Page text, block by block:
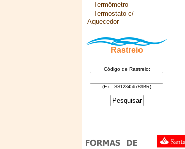
Termômetro
Termostato c/
Aquecedor
Rastreio
Código de Rastreio:
(Ex.: SS123456789BR)